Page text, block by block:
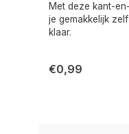
Met deze kant-
je gemakkelijk
klaar.
€0,99